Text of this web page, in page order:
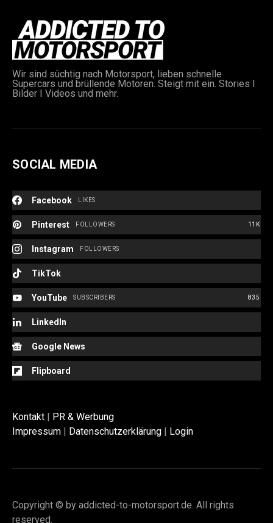
Wir sind süchtig nach Motorsport, lieben schnelle
Supercars und brüllende Motoren. Steigt mit ein. Stories I
Bilder I Videos und mehr.
SOCIAL MEDIA
Facebook LIKES
Pinterest 11K
FOLLOWERS
Instagram FOLLOWERS
TikTok
YouTube 835
SUBSCRIBERS
LinkedIn
Google News
Flipboard
Kontakt | PR & Werbung
Impressum | Datenschutzerklärung | Login
Copyright © by addicted-to-motorsport.de. All rights
reserved.